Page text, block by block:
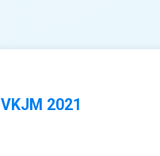
VKJM 2021